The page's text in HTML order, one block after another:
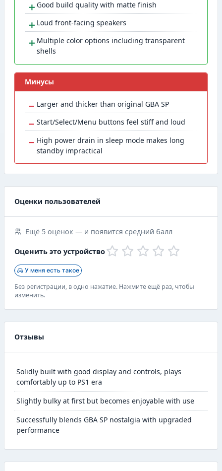
＋ Good build quality with matte finish
＋ Loud front-facing speakers
＋ Multiple color options including transparent
shells
Минусы
− Larger and thicker than original GBA SP
− Start/Select/Menu buttons feel stiff and loud
− High power drain in sleep mode makes long
standby impractical
Оценки пользователей
Ещё 5 оценок — и появится средний балл
Оценить это устройство
У меня есть такое
Без регистрации, в одно нажатие. Нажмите ещё раз, чтобы
изменить.
Отзывы
Solidly built with good display and controls, plays
comfortably up to PS1 era
Slightly bulky at first but becomes enjoyable with use
Successfully blends GBA SP nostalgia with upgraded
performance